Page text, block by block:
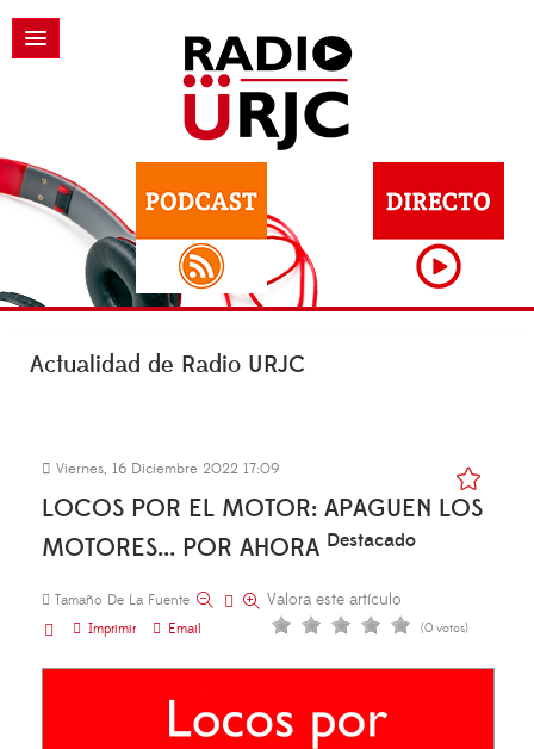
Actualidad de Radio URJC
Viernes, 16 Diciembre 2022 17:09
LOCOS POR EL MOTOR: APAGUEN LOS
MOTORES... POR AHORA Destacado
Tamaño De La Fuente
Imprimir
Email
Valora este artículo
(0 votos)